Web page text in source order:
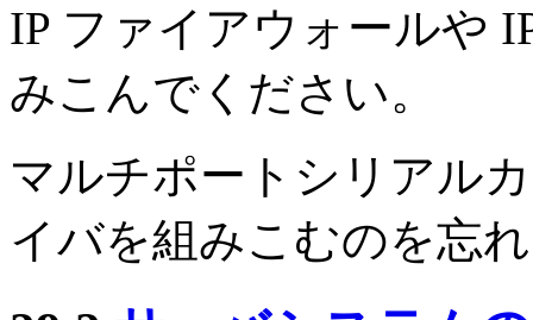
IP ファイアウォールや
みこんでください。
マルチポートシリアル
イバを組みこむのを忘